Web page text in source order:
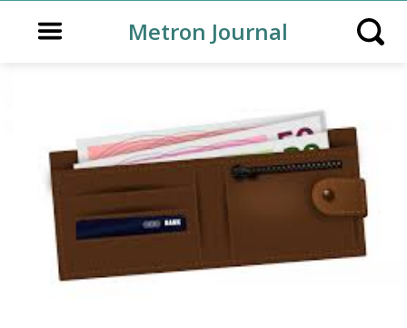
Open main menuMetron Journal Open